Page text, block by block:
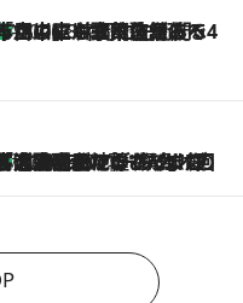
CHOICE
2026.8.7
にも歌舞伎があるんだよ」 片岡仁左衛門・市川中車ら豪華座組みで4年目の立川立飛歌舞伎へ
稲の勝手に再ブーム
2026.8.7
憧れて」観客大盛上がりの“タオル回し”に、ラッパー顔負けの高速歌唱まで…さだまさし（74）のアグレッシブすぎる現在地